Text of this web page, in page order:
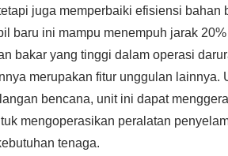
juga memperbaiki efisiensi
baru ini mampu menempuh jarak
bakar yang tinggi dalam operasi
merupakan fitur unggulan
bencana, unit ini dapat
mengoperasikan peralatan
tenaga.